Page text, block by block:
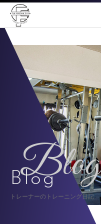
Blog
Blog
トレーナーのトレーニング日記